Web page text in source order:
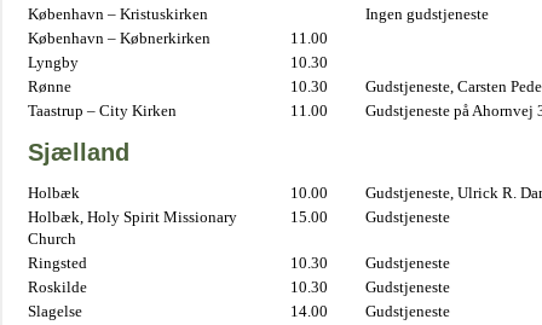
København – Kristuskirken
Ingen gudstjeneste
København – Købnerkirken
11.00
Lyngby
10.30
Rønne
10.30
Gudstjeneste, Carsten
Taastrup – City Kirken
11.00 Gudstjeneste på Ahornvej
Sjælland
Holbæk 10.00
Gudstjeneste, Ulrick R.
Holbæk, Holy Spirit Missionary
Church
15.00 Gudstjeneste
Ringsted 10.30
Gudstjeneste
Roskilde
10.30
Gudstjeneste
Slagelse
14.00
Gudstjeneste